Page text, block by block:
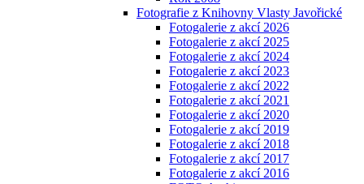
Fotografie z Knihovny Vlasty Javořické
Fotogalerie z akcí 2026
Fotogalerie z akcí 2025
Fotogalerie z akcí 2024
Fotogalerie z akcí 2023
Fotogalerie z akcí 2022
Fotogalerie z akcí 2021
Fotogalerie z akcí 2020
Fotogalerie z akcí 2019
Fotogalerie z akcí 2018
Fotogalerie z akcí 2017
Fotogalerie z akcí 2016